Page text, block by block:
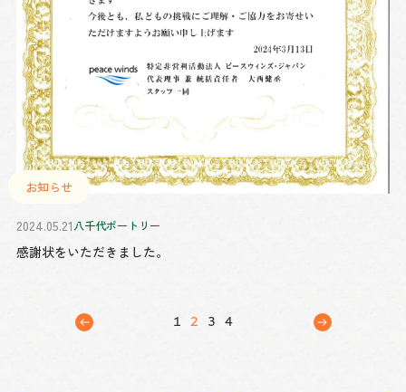
お知らせ
2024.05.21八千代ポートリー
感謝状をいただきました。
« 1 2 3 4 »